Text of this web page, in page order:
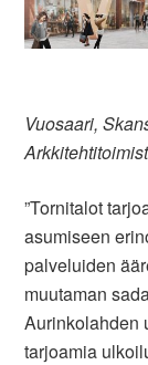
Vuosaari,
”Tornitalot
asumiseen
palveluiden
muutaman
Aurinkolahden
tarjoamia